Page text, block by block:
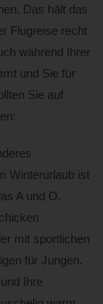
Das hält das
Flugreise recht
während Ihrer
und Sie für
Sie auf
Winterurlaub ist
A und O.
mit sportlichen
für Jungen.
Ihre